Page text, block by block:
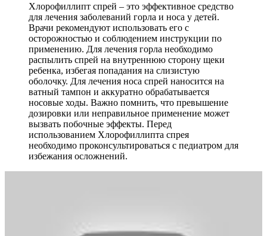
Хлорофиллипт спрей – это эффективное средство
для лечения заболеваний горла и носа у детей.
Врачи рекомендуют использовать его с
осторожностью и соблюдением инструкции по
применению. Для лечения горла необходимо
распылить спрей на внутреннюю сторону щеки
ребенка, избегая попадания на слизистую
оболочку. Для лечения носа спрей наносится на
ватный тампон и аккуратно обрабатывается
носовые ходы. Важно помнить, что превышение
дозировки или неправильное применение может
вызвать побочные эффекты. Перед
использованием Хлорофиллипта спрея
необходимо проконсультироваться с педиатром для
избежания осложнений.